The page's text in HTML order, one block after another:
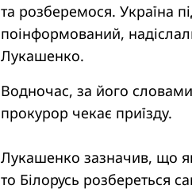
та розберемося. Україна
поінформований,
Лукашенко.
Водночас, за його
прокурор чекає приїзду.
Лукашенко зазначив, що
то Білорусь розбереться